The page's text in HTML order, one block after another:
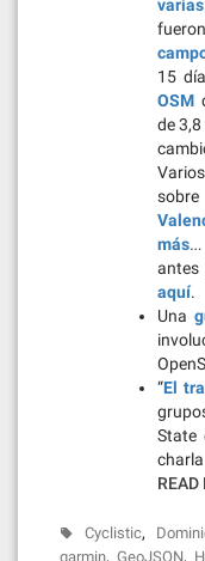
15
OSM
de
más…
aquí.
Una
“El
State
READ
Cyclistic,
garmin, GeoJSON,